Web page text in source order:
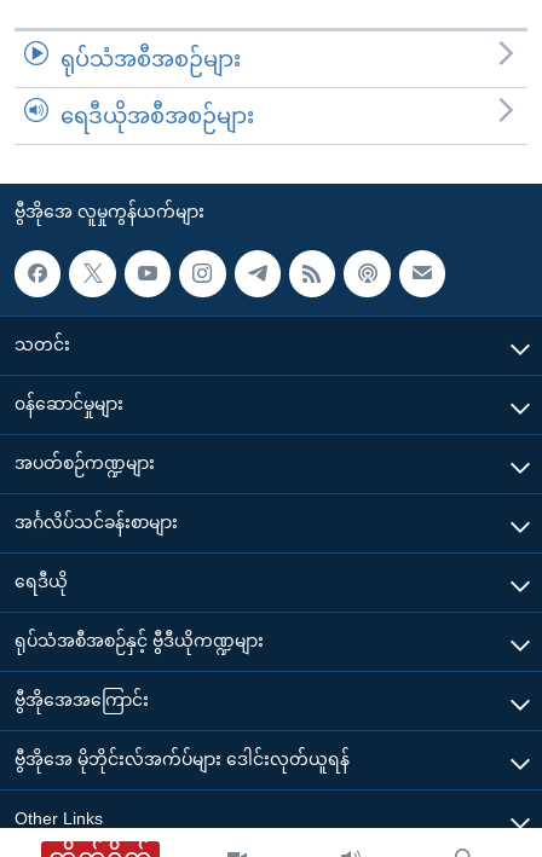
ရုပ်သံအစီအစဉ်များ
ရေဒီယိုအစီအစဉ်များ
ဗွီအိုအေ လူမှုကွန်ယက်များ
သတင်း
၀န်ဆောင်မှုများ
အပတ်စဉ်ကဏ္ဍများ
အင်္ဂလိပ်သင်ခန်းစာများ
ရေဒီယို
ရုပ်သံအစီအစဉ်နှင့် ဗွီဒီယိုကဏ္ဍများ
ဗွီအိုအေအကြောင်း
ဗွီအိုအေ မိုဘိုင်းလ်အက်ပ်များ ဒေါင်းလုတ်ယူရန်
Other Links